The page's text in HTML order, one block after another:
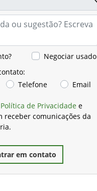
Negociar usado
Telefone Email
Política de Privacidade e
receber comunicações da
em contato